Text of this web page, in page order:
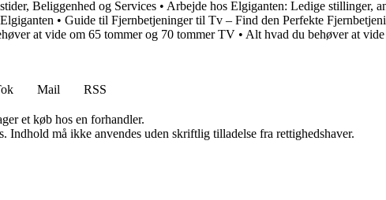
Beliggenhed og Services • Arbejde hos Elgiganten: Ledige stillinger,
• Guide til Fjernbetjeninger til Tv – Find den Perfekte
at vide om 65 tommer og 70 tommer TV • Alt hvad du behøver at
Mail
RSS
et køb hos en forhandler.
må ikke anvendes uden skriftlig tilladelse fra rettighedshaver.